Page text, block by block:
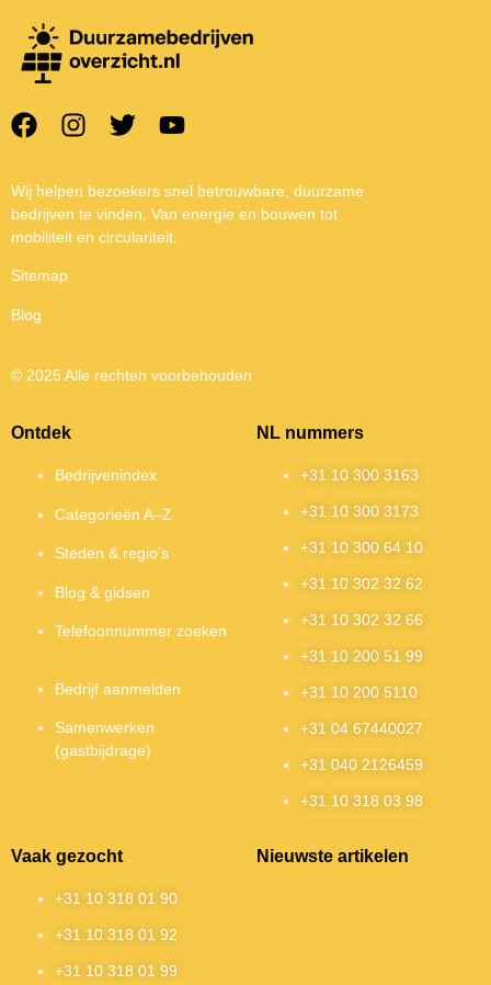
Wij helpen bezoekers snel betrouwbare, duurzame
bedrijven te vinden. Van energie en bouwen tot
mobiliteit en circulariteit.
Sitemap
Blog
© 2025 Alle rechten voorbehouden
Ontdek
Bedrijvenindex
Categorieën A–Z
Steden & regio’s
Blog & gidsen
Telefoonnummer zoeken
Bedrijf aanmelden
Samenwerken
(gastbijdrage)
NL nummers
+31 10 300 3163
+31 10 300 3173
+31 10 300 64 10
+31 10 302 32 62
+31 10 302 32 66
+31 10 200 51 99
+31 10 200 5110
+31 04 67440027
+31 040 2126459
+31 10 318 03 98
Vaak gezocht
+31 10 318 01 90
+31 10 318 01 92
+31 10 318 01 99
Nieuwste artikelen